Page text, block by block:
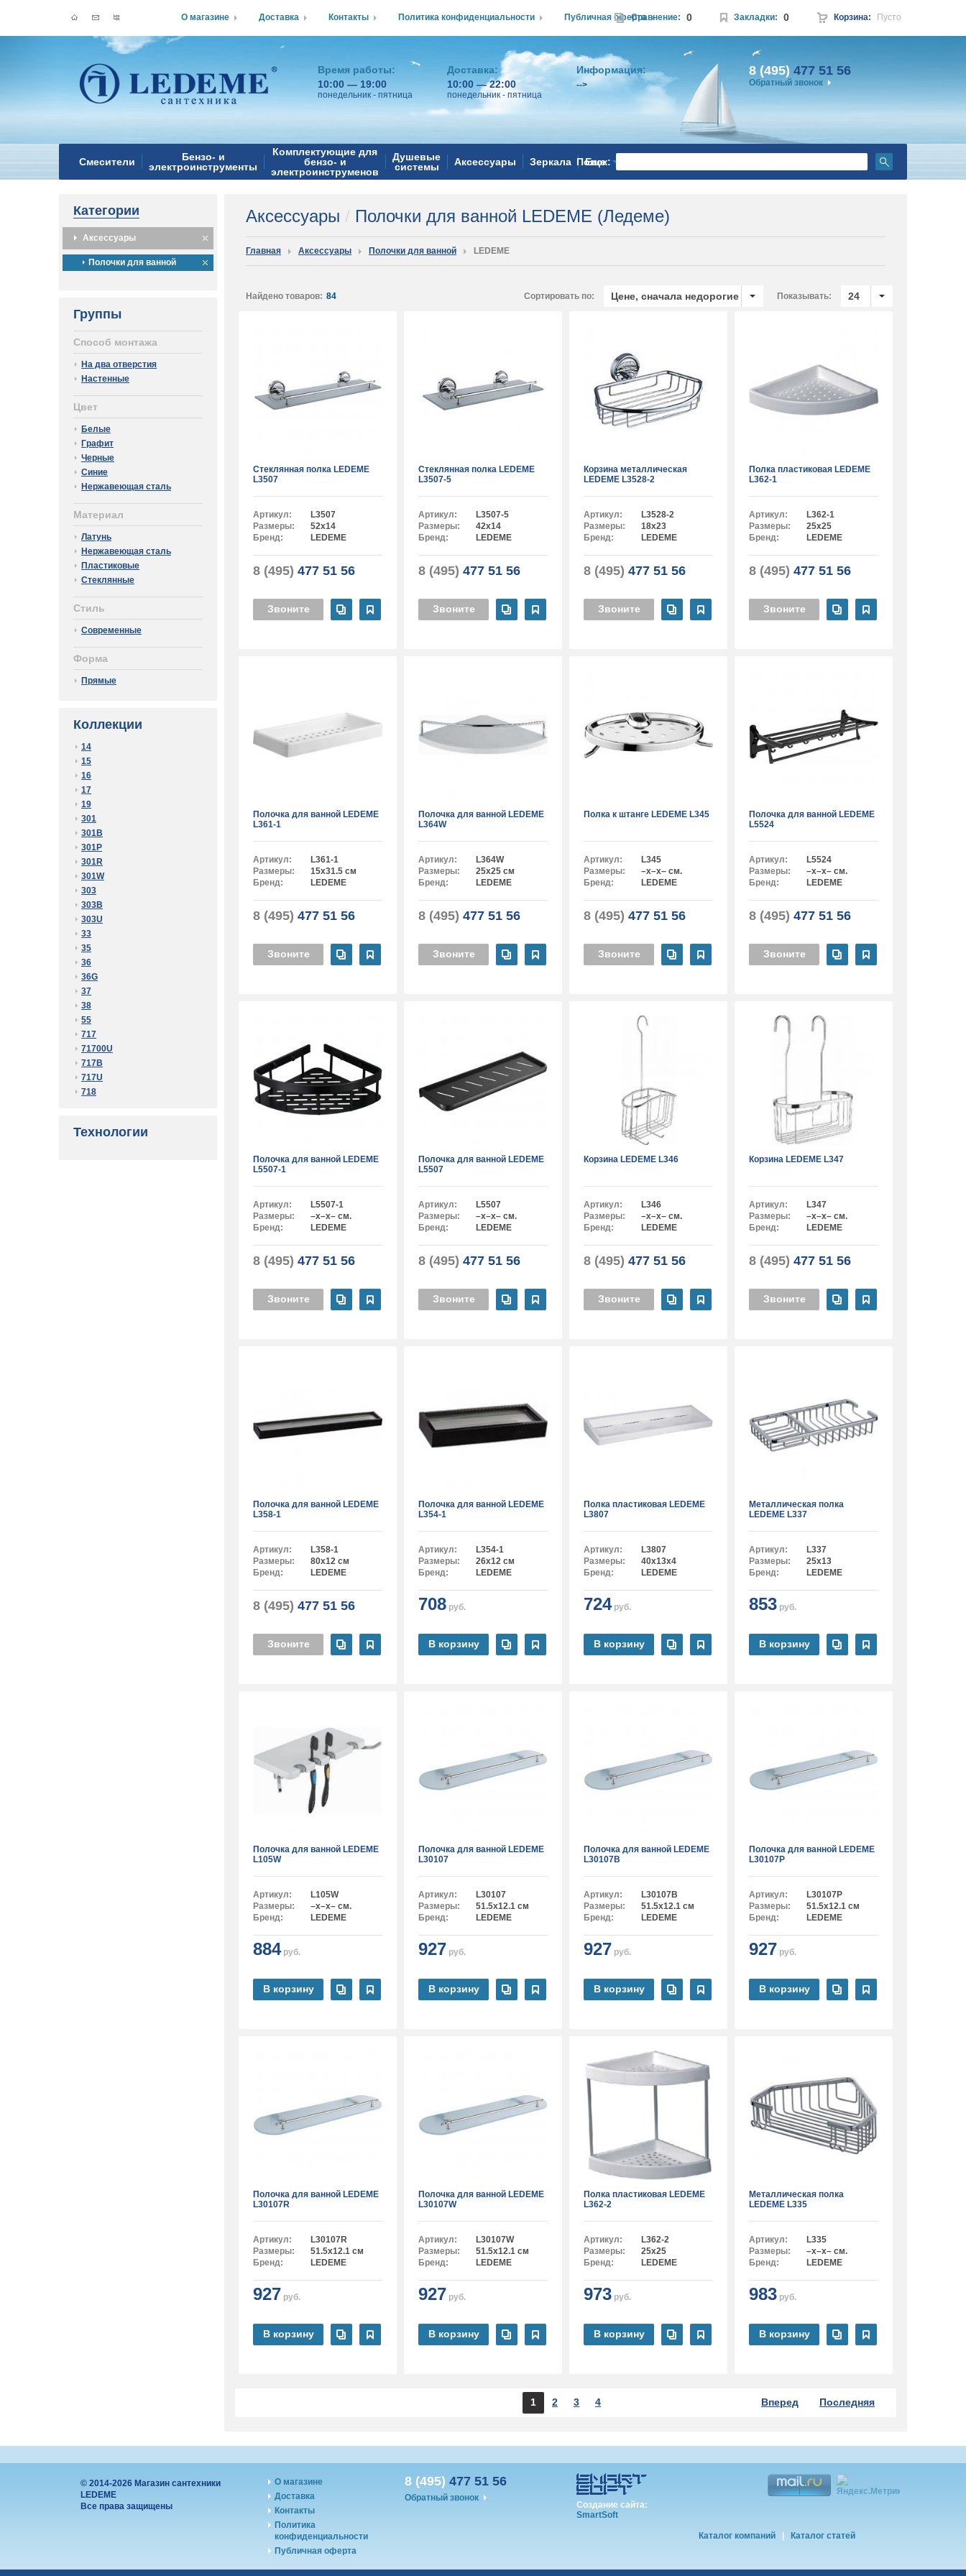
Время работы:
10:00 — 19:00
понедельник - пятница
Доставка:
10:00 — 22:00
понедельник - пятница
Информация:
-->
8 (495) 477 51 56
Обратный звонок
Смесители
Бензо- и
электроинструменты
Комплектующие для
бензо- и
электроинструменов
Душевые
системы
Аксессуары Зеркала Еще
Поиск:
Категории
Аксессуары
Полочки для ванной
Группы
Способ монтажа
На два отверстия
Настенные
Цвет
Белые
Графит
Черные
Синие
Нержавеющая сталь
Материал
Латунь
Нержавеющая сталь
Пластиковые
Стеклянные
Стиль
Современные
Форма
Прямые
Коллекции
14
15
16
17
19
301
301B
301P
301R
301W
303
303B
303U
33
35
36
36G
37
38
55
717
71700U
717B
717U
718
Технологии
Аксессуары / Полочки для ванной LEDEME (Ледеме)
Главная Аксессуары Полочки для ванной LEDEME
Найдено товаров: 84 Показывать: 24
Сортировать по: Цене, сначала недорогие
Стеклянная полка LEDEME
L3507
Артикул:
L3507
Размеры:
52x14
Бренд:
LEDEME
8 (495) 477 51 56
Звоните
Стеклянная полка LEDEME
L3507-5
Артикул:
L3507-5
Размеры:
42x14
Бренд:
LEDEME
8 (495) 477 51 56
Звоните
Корзина металлическая
LEDEME L3528-2
Артикул:
L3528-2
Размеры:
18х23
Бренд:
LEDEME
8 (495) 477 51 56
Звоните
Полка пластиковая LEDEME
L362-1
Артикул:
L362-1
Размеры:
25х25
Бренд:
LEDEME
8 (495) 477 51 56
Звоните
Полочка для ванной LEDEME
L361-1
Артикул:
L361-1
Размеры:
15x31.5 см
Бренд:
LEDEME
8 (495) 477 51 56
Звоните
Полочка для ванной LEDEME
L364W
Артикул:
L364W
Размеры:
25x25 см
Бренд:
LEDEME
8 (495) 477 51 56
Звоните
Полка к штанге LEDEME L345
Артикул:
L345
Размеры:
–x–x– см.
Бренд:
LEDEME
8 (495) 477 51 56
Звоните
Полочка для ванной LEDEME
L5524
Артикул:
L5524
Размеры:
–x–x– см.
Бренд:
LEDEME
8 (495) 477 51 56
Звоните
Полочка для ванной LEDEME
L5507-1
Артикул:
L5507-1
Размеры:
–x–x– см.
Бренд:
LEDEME
8 (495) 477 51 56
Звоните
Полочка для ванной LEDEME
L5507
Артикул:
L5507
Размеры:
–x–x– см.
Бренд:
LEDEME
8 (495) 477 51 56
Звоните
Корзина LEDEME L346
Артикул:
L346
Размеры:
–x–x– см.
Бренд:
LEDEME
8 (495) 477 51 56
Звоните
Корзина LEDEME L347
Артикул:
L347
Размеры:
–x–x– см.
Бренд:
LEDEME
8 (495) 477 51 56
Звоните
Полочка для ванной LEDEME
L358-1
Артикул:
L358-1
Размеры:
80x12 см
Бренд:
LEDEME
8 (495) 477 51 56
Звоните
Полочка для ванной LEDEME
L354-1
Артикул:
L354-1
Размеры:
26x12 см
Бренд:
LEDEME
708 руб.
В корзину
Полка пластиковая LEDEME
L3807
Артикул:
L3807
Размеры:
40х13х4
Бренд:
LEDEME
724руб.
В корзину
Металлическая полка
LEDEME L337
Артикул:
L337
Размеры:
25x13
Бренд:
LEDEME
853 руб.
В корзину
Полочка для ванной LEDEME
L105W
Артикул:
L105W
Размеры:
–x–x– см.
Бренд:
LEDEME
884руб.
В корзину
Полочка для ванной LEDEME
L30107
Артикул:
L30107
Размеры:
51.5x12.1 см
Бренд:
LEDEME
927 руб.
В корзину
Полочка для ванной LEDEME
L30107B
Артикул:
L30107B
Размеры:
51.5x12.1 см
Бренд:
LEDEME
927 руб.
В корзину
Полочка для ванной LEDEME
L30107P
Артикул:
L30107P
Размеры:
51.5x12.1 см
Бренд:
LEDEME
927 руб.
В корзину
Полочка для ванной LEDEME
L30107R
Артикул:
L30107R
Размеры:
51.5x12.1 см
Бренд:
LEDEME
927 руб.
В корзину
Полочка для ванной LEDEME
L30107W
Артикул:
L30107W
Размеры:
51.5x12.1 см
Бренд:
LEDEME
927 руб.
В корзину
Полка пластиковая LEDEME
L362-2
Артикул:
L362-2
Размеры:
25х25
Бренд:
LEDEME
973 руб.
В корзину
Металлическая полка
LEDEME L335
Артикул:
L335
Размеры:
–x–x– см.
Бренд:
LEDEME
983 руб.
В корзину
1 2 3 4 Вперед Последняя
© 2014-2026 Магазин сантехники
LEDEME
Все права защищены
О магазине
Доставка
Контакты
Политика
конфиденциальности
Публичная оферта
8 (495) 477 51 56
Обратный звонок
Создание сайта:
SmartSoft
Каталог компаний Каталог статей
О магазине Доставка Контакты Политика конфиденциальности Публичная оферта Корзина: Пусто
Закладки: 0
Сравнение: 0